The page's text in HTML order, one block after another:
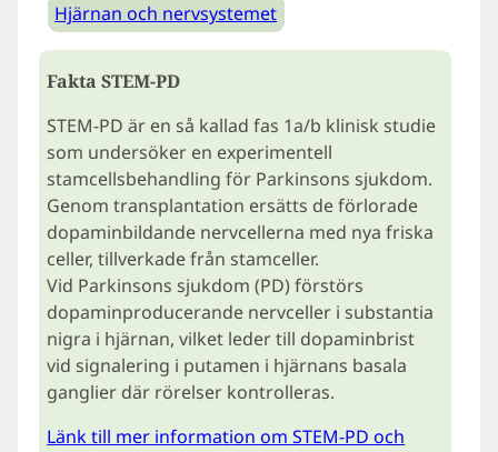
Hjärnan och nervsystemet
Fakta STEM-PD
STEM-PD är en så kallad fas 1a/b klinisk studie
som undersöker en experimentell
stamcellsbehandling för Parkinsons sjukdom.
Genom transplantation ersätts de förlorade
dopaminbildande nervcellerna med nya friska
celler, tillverkade från stamceller.
Vid Parkinsons sjukdom (PD) förstörs
dopaminproducerande nervceller i substantia
nigra i hjärnan, vilket leder till dopaminbrist
vid signalering i putamen i hjärnans basala
ganglier där rörelser kontrolleras.
Länk till mer information om STEM-PD och